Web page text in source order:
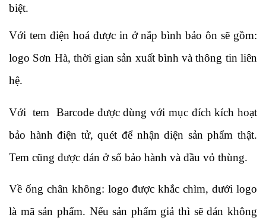
biệt.
Với tem điện hoá được in ở nắp bình bảo ôn sẽ gồm:
logo Sơn Hà, thời gian sản xuất bình và thông tin liên
hệ.
Với  tem  Barcode được dùng với mục đích kích hoạt
bảo hành điện tử, quét để nhận diện sản phẩm thật.
Tem cũng được dán ở sổ bảo hành và đầu vỏ thùng.
Về ống chân không: logo được khắc chìm, dưới logo
là mã sản phẩm. Nếu sản phẩm giả thì sẽ dán không